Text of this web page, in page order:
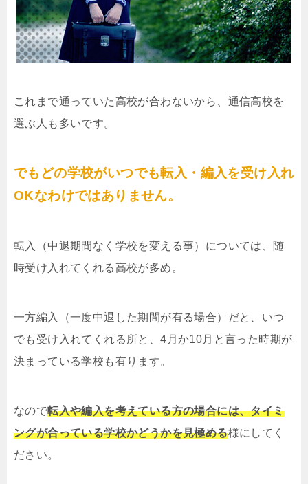
これまで通っていた高校が合わないから、通信高校を
選ぶ人も多いです。
でもどの学校がいつでも転入・編入を受け入れ
OKなわけではありません。
転入（中退期間なく学校を変える事）については、随
時受け入れてくれる高校が多め。
一方編入（一度中退した期間が有る場合）だと、いつ
でも受け入れてくれる所と、4月か10月と言った時期が
決まっている学校も有ります。
なので転入や編入を考えている方の場合には、タイミ
ングが合っている学校かどうかを見極める様にしてく
ださい。